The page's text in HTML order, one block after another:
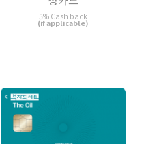
5% Cash back
(if applicable)